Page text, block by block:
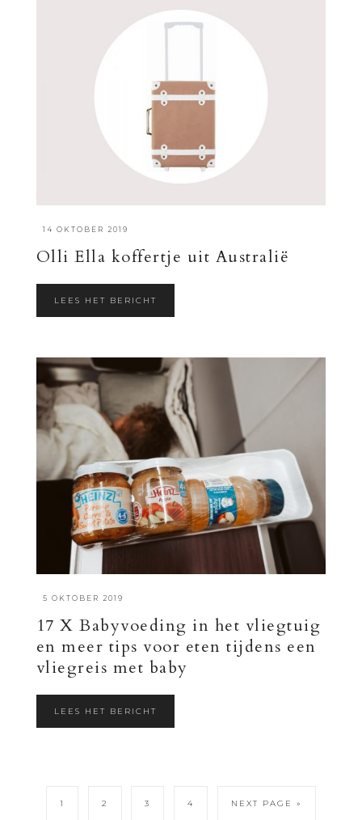
·14 OKTOBER 2019
Olli Ella koffertje uit Australië
LEES HET BERICHT
5 OKTOBER 2019
17 X Babyvoeding in het vliegtuig
en meer tips voor eten tijdens een
vliegreis met baby
LEES HET BERICHT
1 2 3 4 NEXT PAGE »